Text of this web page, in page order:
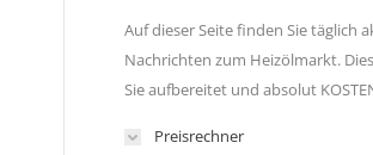
Auf dieser Seite finden Sie täglich
Nachrichten zum Heizölmarkt.
Sie aufbereitet und absolut
Preisrechner